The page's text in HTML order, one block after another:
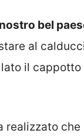
bel
al
il
realizzato